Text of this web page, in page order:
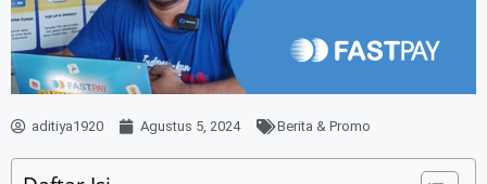
aditiya1920 Agustus 5, 2024 Berita & Promo